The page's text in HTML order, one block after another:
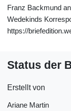
Franz Backmund
Wedekinds
https://
Status der
Erstellt von
Ariane Martin